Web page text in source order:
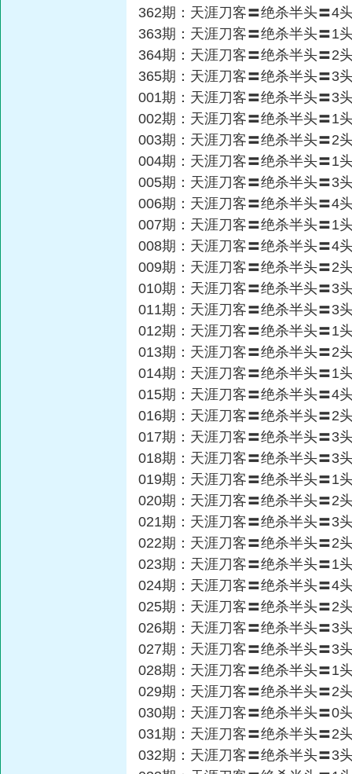
362期：天涯刀客〓绝杀半头〓4
363期：天涯刀客〓绝杀半头〓1
364期：天涯刀客〓绝杀半头〓2
365期：天涯刀客〓绝杀半头〓3
001期：天涯刀客〓绝杀半头〓3
002期：天涯刀客〓绝杀半头〓1
003期：天涯刀客〓绝杀半头〓2
004期：天涯刀客〓绝杀半头〓1
005期：天涯刀客〓绝杀半头〓3
006期：天涯刀客〓绝杀半头〓4
007期：天涯刀客〓绝杀半头〓1
008期：天涯刀客〓绝杀半头〓4
009期：天涯刀客〓绝杀半头〓2
010期：天涯刀客〓绝杀半头〓3
011期：天涯刀客〓绝杀半头〓3
012期：天涯刀客〓绝杀半头〓1
013期：天涯刀客〓绝杀半头〓2
014期：天涯刀客〓绝杀半头〓1
015期：天涯刀客〓绝杀半头〓4
016期：天涯刀客〓绝杀半头〓2
017期：天涯刀客〓绝杀半头〓3
018期：天涯刀客〓绝杀半头〓3
019期：天涯刀客〓绝杀半头〓1
020期：天涯刀客〓绝杀半头〓2
021期：天涯刀客〓绝杀半头〓3
022期：天涯刀客〓绝杀半头〓2
023期：天涯刀客〓绝杀半头〓1
024期：天涯刀客〓绝杀半头〓4
025期：天涯刀客〓绝杀半头〓2
026期：天涯刀客〓绝杀半头〓3
027期：天涯刀客〓绝杀半头〓3
028期：天涯刀客〓绝杀半头〓1
029期：天涯刀客〓绝杀半头〓2
030期：天涯刀客〓绝杀半头〓0
031期：天涯刀客〓绝杀半头〓2
032期：天涯刀客〓绝杀半头〓3